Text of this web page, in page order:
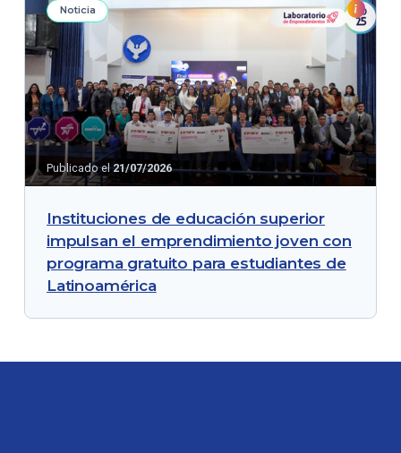
Noticia
Publicado el21/07/2026
Instituciones de educación superior
impulsan el emprendimiento joven con
programa gratuito para estudiantes de
Latinoamérica